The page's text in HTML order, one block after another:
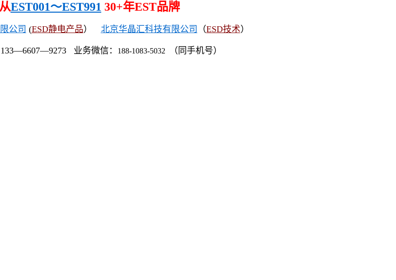
从EST001～EST991 30+年EST品牌
公司 (ESD静电产品） 北京华晶汇科技有限公司 （ESD技术）
业务微信： 188-1083-5032 （同手机号）